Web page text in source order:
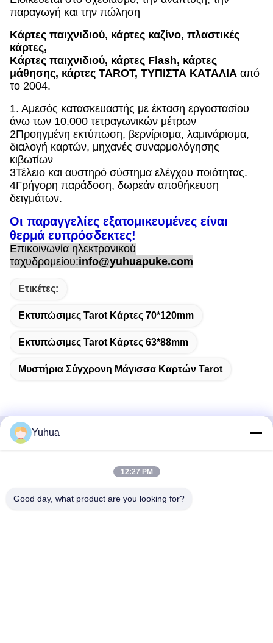
παραγωγή και την πώληση
Κάρτες παιχνιδιού, κάρτες καζίνο, πλαστικές
κάρτες,
Κάρτες παιχνιδιού, κάρτες Flash, κάρτες
μάθησης, κάρτες TAROT, ΤΥΠΙΣΤΑ ΚΑΤΑΛΙΑ από
το 2004.
1. Αμεσός κατασκευαστής με έκταση εργοστασίου
άνω των 10.000 τετραγωνικών μέτρων
2Προηγμένη εκτύπωση, βερνίρισμα, λαμινάρισμα,
διαλογή καρτών, μηχανές συναρμολόγησης
κιβωτίων
3Τέλειο και αυστηρό σύστημα ελέγχου ποιότητας.
4Γρήγορη παράδοση, δωρεάν αποθήκευση
δειγμάτων.
Οι παραγγελίες εξατομικευμένες είναι
θερμά ευπρόσδεκτες!
Επικοινωνία ηλεκτρονικού
ταχυδρομείου:info@yuhuapuke.com
Ετικέτες:
Εκτυπώσιμες Tarot Κάρτες 70*120mm
Εκτυπώσιμες Tarot Κάρτες 63*88mm
Μυστήρια Σύγχρονη Μάγισσα Καρτών Tarot
Γρήγορη επικοινωνία
Προσθήκη: αριθ. 26 Lixin 6th Road, Zengcheng District,
Yuhua
12:27 PM
Good day, what product are you looking for?